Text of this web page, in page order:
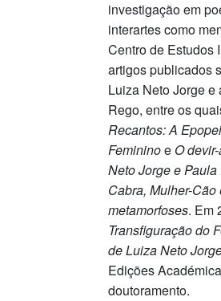
investigação em
interartes como
Centro de Estudos
artigos publicados
Luiza Neto Jorge
Rego, entre os
Recantos: A
Femininoe O
Neto Jorge e
Cabra, Mulher-Cão
metamorfoses. Em
Transfiguração do
de Luiza Neto
Edições
doutoramento.